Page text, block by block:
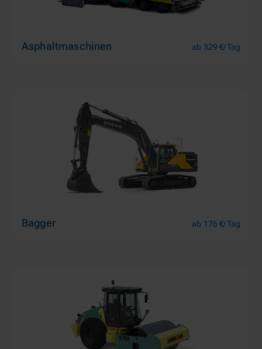
Asphaltmaschinen ab 329 €/Tag
Bagger ab 176 €/Tag